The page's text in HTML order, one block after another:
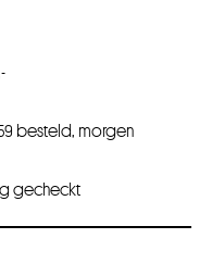
besteld, morgen
gecheckt